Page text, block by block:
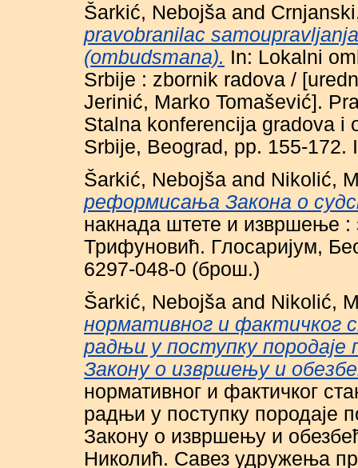
Šarkić, Nebojša and
pravobranilac
(ombudsmana). In: Lokalni
Srbije : zbornik radova /
Jerinić, Marko Tomašević].
Stalna konferencija gradova i
Srbije, Beograd, pp. 155-172.
Šarkić, Nebojša and Nikolić,
реформисања Закона о
накнада штете и извршење :
Трифуновић. Глосаријум,
6297-048-0 (брош.)
Šarkić, Nebojša and Nikolić,
нормативног и фактичког
радњи у поступку
Закону о извршењу и
нормативног и фактичког
радњи у поступку породаје
Закону о извршењу и
Николић. Савез удружења